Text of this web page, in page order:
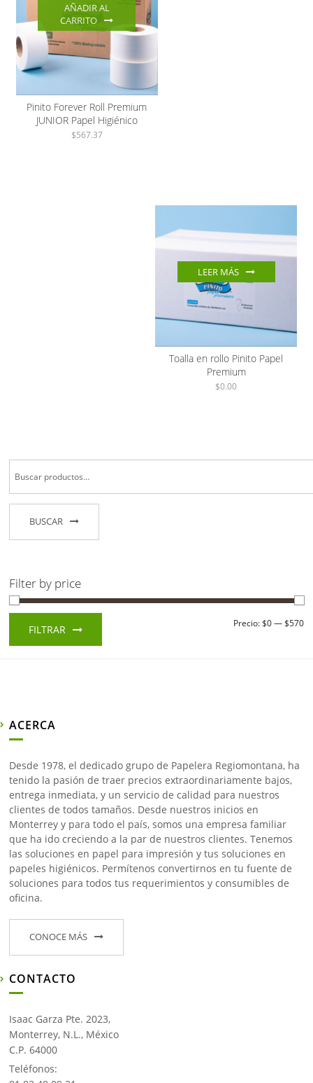
Pinito Forever Roll Premium
JUNIOR Papel Higiénico
$567.37
AÑADIR AL
CARRITO
Toalla en rollo Pinito Papel
Premium
$0.00
LEER MÁS
BUSCAR
Filter by price
mínimo
máximoFILTRAR Precio:$0—$570
ACERCA
Desde 1978, el dedicado grupo de Papelera Regiomontana, ha
tenido la pasión de traer precios extraordinariamente bajos,
entrega inmediata, y un servicio de calidad para nuestros
clientes de todos tamaños. Desde nuestros inicios en
Monterrey y para todo el país, somos una empresa familiar
que ha ido creciendo a la par de nuestros clientes. Tenemos
las soluciones en papel para impresión y tus soluciones en
papeles higiénicos. Permítenos convertirnos en tu fuente de
soluciones para todos tus requerimientos y consumibles de
oficina.
CONOCE MÁS
CONTACTO
Isaac Garza Pte. 2023,
Monterrey, N.L., México
C.P. 64000
Teléfonos: